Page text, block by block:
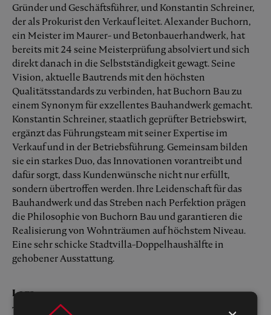
Gründer und Geschäftsführer, und Konstantin Schreiner,
der als Prokurist den Verkauf leitet. Alexander Buchorn,
ein Meister im Maurer- und Betonbauerhandwerk, hat
bereits mit 24 seine Meisterprüfung absolviert und sich
direkt danach in die Selbstständigkeit gewagt. Seine
Vision, aktuelle Bautrends mit den höchsten
Qualitätsstandards zu verbinden, hat Buchorn Bau zu
einem Synonym für exzellentes Bauhandwerk gemacht.
Konstantin Schreiner, staatlich geprüfter Betriebswirt,
ergänzt das Führungsteam mit seiner Expertise im
Verkauf und in der Betriebsführung. Gemeinsam bilden
sie ein starkes Duo, das Innovationen vorantreibt und
dafür sorgt, dass Kundenwünsche nicht nur erfüllt,
sondern übertroffen werden. Ihre Leidenschaft für das
Bauhandwerk und das Streben nach Perfektion prägen
die Philosophie von Buchorn Bau und garantieren die
Realisierung von Wohnträumen auf höchstem Niveau.
Eine sehr schicke Stadtvilla-Doppelhaushälfte in
gehobener Ausstattung.
Lage
TOP-Baugrundstück in bevorzugter Lage!!!